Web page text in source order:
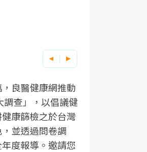
良醫健康網推動
調查」，以倡議健
康篩檢之於台灣
並透過問卷調
度報導。邀請您